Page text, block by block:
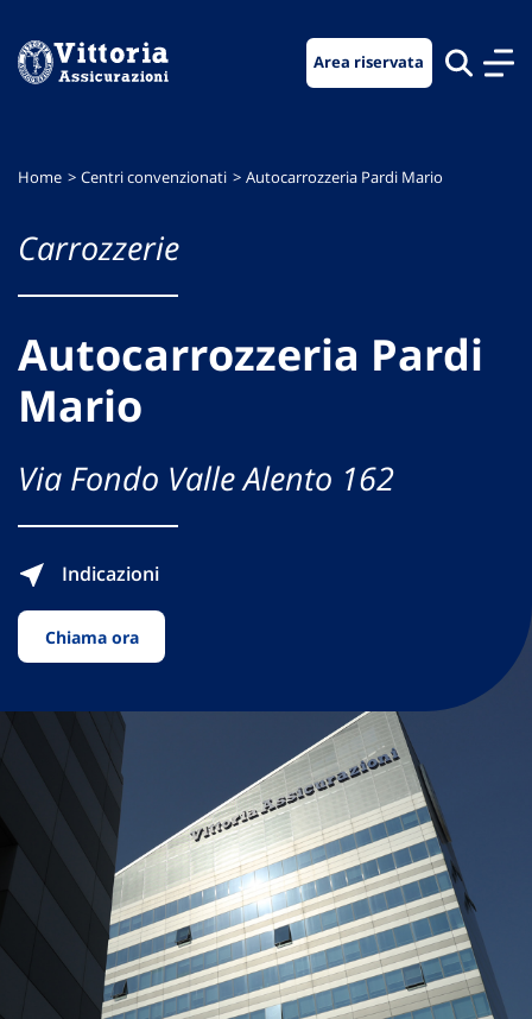
menu
contenuto
footer
Area riservata
Home Centri convenzionati Autocarrozzeria Pardi Mario
Carrozzerie
Autocarrozzeria Pardi
Mario
Via Fondo Valle Alento 162
Indicazioni
Chiama ora